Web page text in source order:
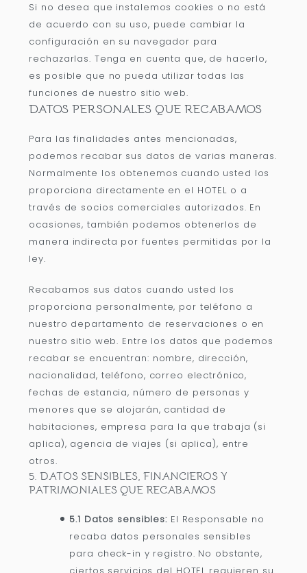
Si no desea que instalemos cookies o no está
de acuerdo con su uso, puede cambiar la
configuración en su navegador para
rechazarlas. Tenga en cuenta que, de hacerlo,
es posible que no pueda utilizar todas las
funciones de nuestro sitio web.
DATOS PERSONALES QUE RECABAMOS
Para las finalidades antes mencionadas,
podemos recabar sus datos de varias maneras.
Normalmente los obtenemos cuando usted los
proporciona directamente en el HOTEL o a
través de socios comerciales autorizados. En
ocasiones, también podemos obtenerlos de
manera indirecta por fuentes permitidas por la
ley.
Recabamos sus datos cuando usted los
proporciona personalmente, por teléfono a
nuestro departamento de reservaciones o en
nuestro sitio web. Entre los datos que podemos
recabar se encuentran: nombre, dirección,
nacionalidad, teléfono, correo electrónico,
fechas de estancia, número de personas y
menores que se alojarán, cantidad de
habitaciones, empresa para la que trabaja (si
aplica), agencia de viajes (si aplica), entre
otros.
5. DATOS SENSIBLES, FINANCIEROS Y
PATRIMONIALES QUE RECABAMOS
5.1 Datos sensibles: El Responsable no
recaba datos personales sensibles
para check-in y registro. No obstante,